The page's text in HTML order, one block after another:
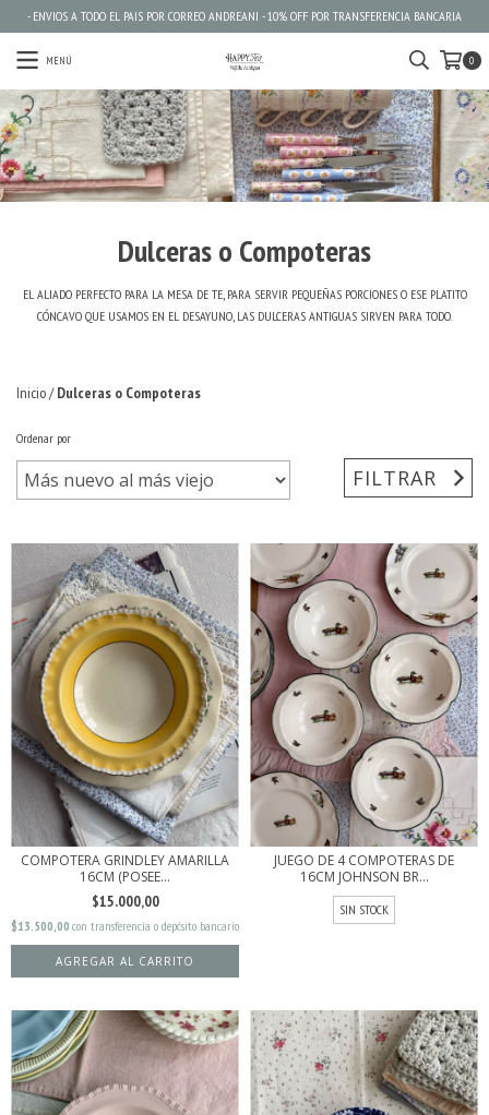
- ENVIOS A TODO EL PAIS POR CORREO ANDREANI - 10% OFF POR TRANSFERENCIA BANCARIA
MENÚ 0
Dulceras o Compoteras
EL ALIADO PERFECTO PARA LA MESA DE TE, PARA SERVIR PEQUEÑAS PORCIONES O ESE PLATITO
CÓNCAVO QUE USAMOS EN EL DESAYUNO, LAS DULCERAS ANTIGUAS SIRVEN PARA TODO.
Inicio/ Dulceras o Compoteras
Ordenar por
FILTRAR
COMPOTERA GRINDLEY AMARILLA
16CM (POSEE...
$15.000,00
$13.500,00 con transferencia o depósito bancario
JUEGO DE 4 COMPOTERAS DE
16CM JOHNSON BR...
SIN STOCK